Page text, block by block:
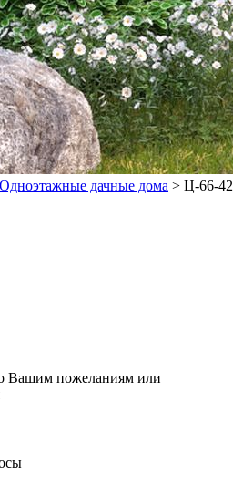
Одноэтажные дачные дома > Ц-66-42
Вашим пожеланиям или